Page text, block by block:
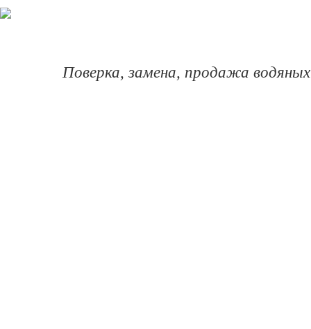
Поверка, замена, продажа